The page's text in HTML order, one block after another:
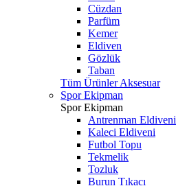
Cüzdan
Parfüm
Kemer
Eldiven
Gözlük
Taban
Tüm Ürünler Aksesuar
Spor Ekipman
Spor Ekipman
Antrenman Eldiveni
Kaleci Eldiveni
Futbol Topu
Tekmelik
Tozluk
Burun Tıkacı